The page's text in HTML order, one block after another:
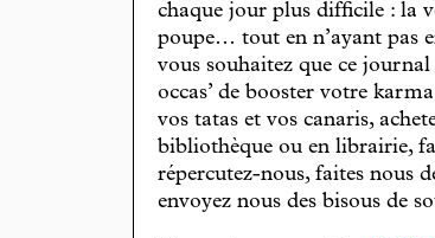
chaque jour plus difficile : la
poupe… tout en n’ayant pas
vous souhaitez que ce
occas’ de booster votre
vos tatas et vos canaris,
bibliothèque ou en librairie,
répercutez-nous, faites nous
envoyez nous des bisous de